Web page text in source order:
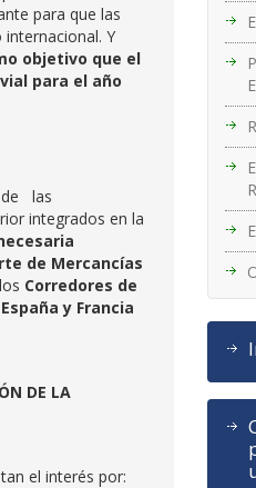
para que las
Y
objetivo que el
para el año
de las
integrados en la
de Mercancías
Corredores de
y Francia
DE LA
el interés por: